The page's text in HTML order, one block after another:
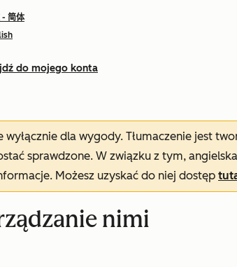
- 简体
do mojego konta
wyłącznie dla wygody. Tłumaczenie jest
sprawdzone. W związku z tym,
Możesz uzyskać do niej dostęp
nimi